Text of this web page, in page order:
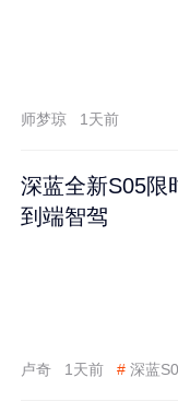
师梦琼 1天前
深蓝全新S05限
到端智驾
卢奇 1天前 # 深蓝